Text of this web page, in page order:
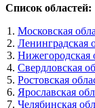
Список областей:
Московская
Ленинградская
Нижегородская
Свердловская
Ростовская
Ярославская
Челябинская